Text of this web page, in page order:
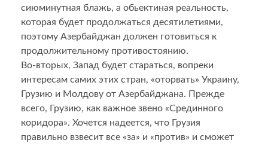
сиюминутная блажь, а обьектиная реальность,
которая будет продолжаться десятилетиями,
поэтому Азербайджан должен готовиться к
продолжительному противостоянию.
Во-вторых, Запад будет стараться, вопреки
интересам самих этих стран, «оторвать» Украину,
Грузию и Молдову от Азербайджана. Прежде
всего, Грузию, как важное звено «Срединного
коридора». Хочется надеется, что Грузия
правильно взвесит все «за» и «против» и сможет